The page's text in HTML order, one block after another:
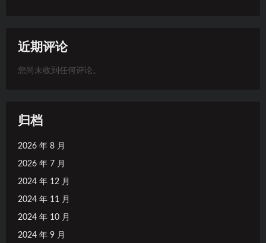
近期评论
您尚未收到任何评论。
归档
2026 年 8 月
2026 年 7 月
2024 年 12 月
2024 年 11 月
2024 年 10 月
2024 年 9 月